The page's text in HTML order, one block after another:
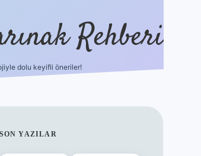
Rehberi
dolu keyifli öneriler!
SIDEBAR
SON YAZILAR
hiltonbet güncel